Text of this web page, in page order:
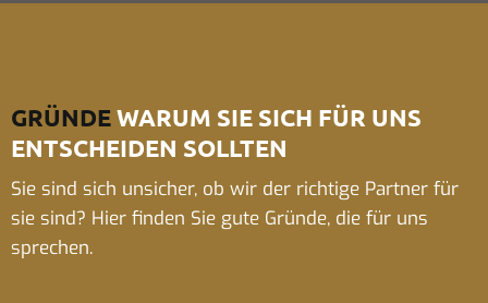
GRÜNDEWARUM SIE SICH FÜR UNS
ENTSCHEIDEN SOLLTEN
Sie sind sich unsicher, ob wir der richtige Partner für
sie sind? Hier finden Sie gute Gründe, die für uns
sprechen.